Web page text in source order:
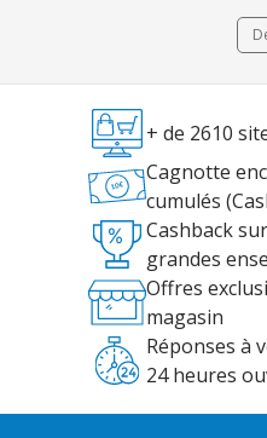
+ de 2610
Cagnotte
cumulés
Cashback
grandes
Offres
magasin
Réponses à
24 heures